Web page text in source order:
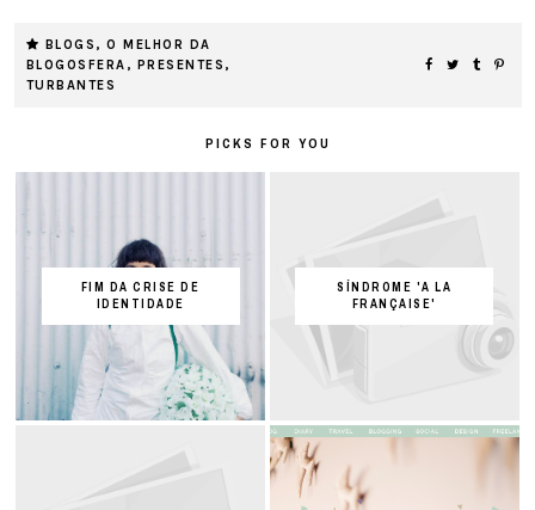
BLOGS , O MELHOR DA
BLOGOSFERA , PRESENTES ,
TURBANTES
PICKS FOR YOU
FIM DA CRISE DE
IDENTIDADE
SÍNDROME 'A LA
FRANÇAISE'